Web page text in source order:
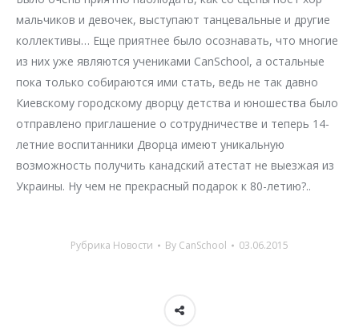
мальчиков и девочек, выступают танцевальные и другие
коллективы… Еще приятнее было осознавать, что многие
из них уже являются учениками CanSchool, а остальные
пока только собираются ими стать, ведь не так давно
Киевскому городскому дворцу детства и юношества было
отправлено приглашение о сотрудничестве и теперь 14-
летние воспитанники Дворца имеют уникальную
возможность получить канадский атестат не выезжая из
Украины. Ну чем не прекрасный подарок к 80-летию?..
Рубрика Новости By CanSchool 03.06.2015